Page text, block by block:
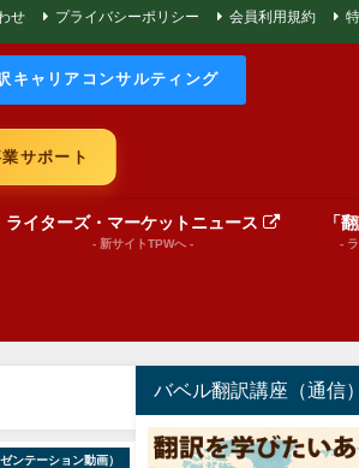
せ プライバシーポリシー 会員利用規約
キャリアコンサルティング
サポート
ライターズ・マーケットニュース
- 新サイトTPWへ -
「
-
ンテーション動画） 絵本（プレゼンテーション
バベル翻訳講座（通信